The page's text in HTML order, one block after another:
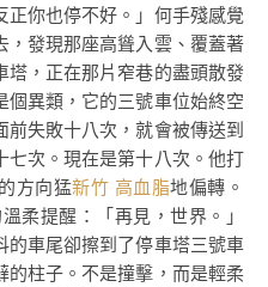
你也停不好。」何手殘感覺
，發現那座高聳入雲、覆蓋著
，正在那片窄巷的盡頭散發
異類，它的三號車位始終空
失敗十八次，就會被傳送到
次。現在是第十八次。他打
方向猛新竹 高血脂地偏轉。
柔提醒：「再見，世界。」
車尾卻擦到了停車塔三號車
柱子。不是撞擊，而是輕柔